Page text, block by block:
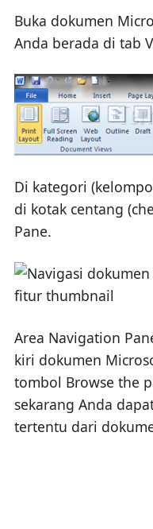
Buka dokumen
Anda berada di tab
Di kategori
di kotak centang
Pane.
Area Navigation
kiri dokumen
tombol Browse the
sekarang Anda
tertentu dari